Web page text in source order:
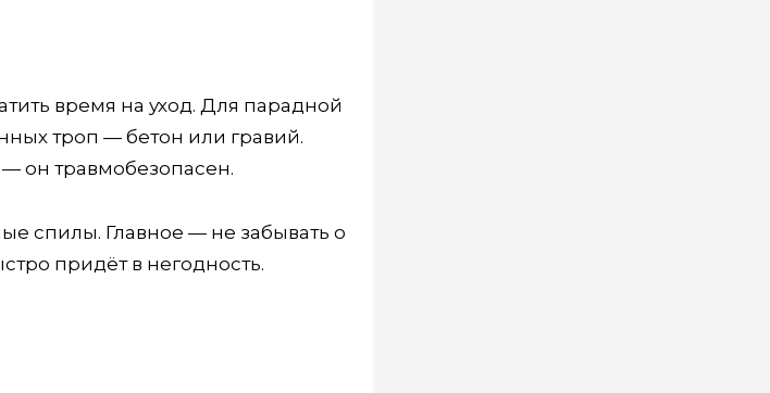
время на уход. Для парадной
троп — бетон или гравий.
он травмобезопасен.
спилы. Главное — не забывать о
придёт в негодность.